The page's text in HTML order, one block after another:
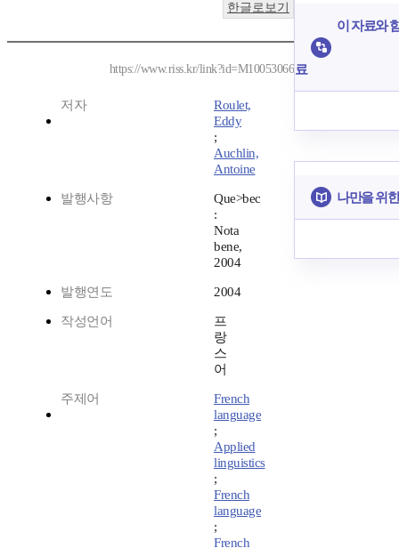
한글로보기
https://www.riss.kr/link?id=M10053066
저자
Roulet,
Eddy
;
Auchlin,
Antoine
발행사항
Que>bec
:
Nota
bene,
2004
발행연도 2004
작성언어
프
랑
스
어
주제어
French
language
;
Applied
linguistics
;
French
language
;
French
이 자료와
료
나만을 위